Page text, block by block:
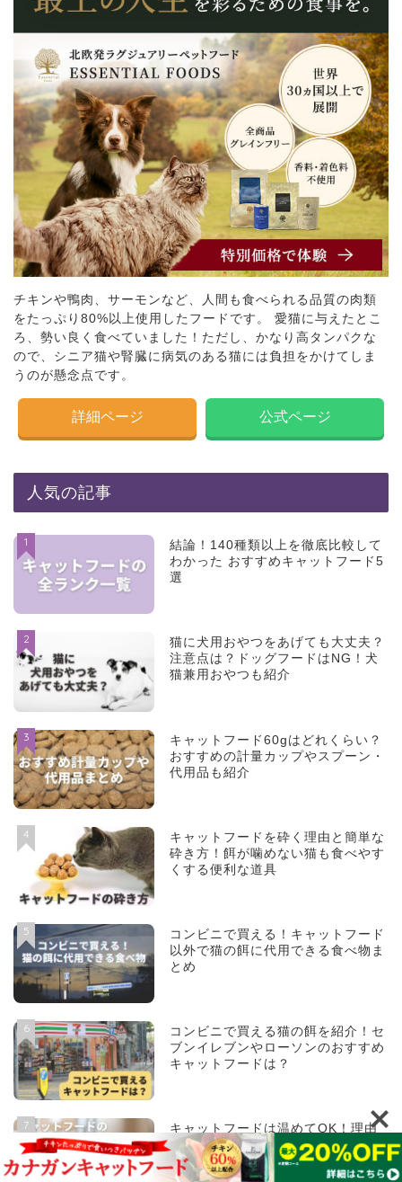
チキンや鴨肉、サーモンなど、人間も食べられる品質の肉類
をたっぷり80%以上使用したフードです。 愛猫に与えたとこ
ろ、勢い良く食べていました！ただし、かなり高タンパクな
ので、シニア猫や腎臓に病気のある猫には負担をかけてしま
うのが懸念点です。
詳細ページ 公式ページ
人気の記事
1
結論！140種類以上を徹底比較して
わかった おすすめキャットフード5
選
2
猫に犬用おやつをあげても大丈夫？
注意点は？ドッグフードはNG！犬
猫兼用おやつも紹介
3
キャットフード60gはどれくらい？
おすすめの計量カップやスプーン・
代用品も紹介
4
キャットフードを砕く理由と簡単な
砕き方！餌が噛めない猫も食べやす
くする便利な道具
5
コンビニで買える！キャットフード
以外で猫の餌に代用できる食べ物ま
とめ
6
コンビニで買える猫の餌を紹介！セ
ブンイレブンやローソンのおすすめ
キャットフードは？
7
キャットフードは温めてOK！理由
と方法・注意点は？電子レンジでは
何度にふやかす？